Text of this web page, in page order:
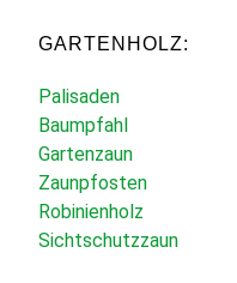
GARTENHOLZ:
Palisaden
Baumpfahl
Gartenzaun
Zaunpfosten
Robinienholz
Sichtschutzzaun